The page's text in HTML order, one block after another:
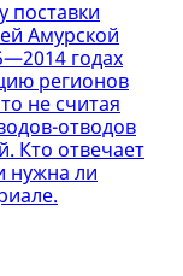
поставки
Амурской
годах
регионов
не считая
отводов
Кто отвечает
нужна ли